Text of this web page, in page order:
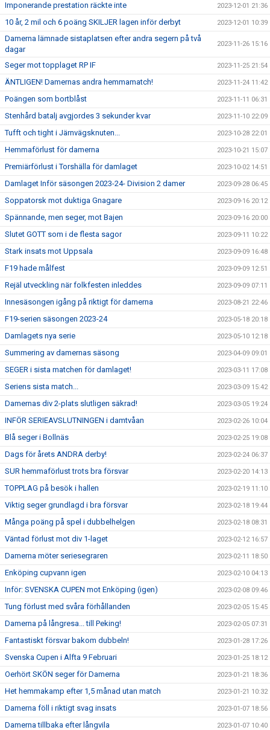
Imponerande prestation räckte inte 2023-12-01 21:36
10 år, 2 mil och 6 poäng SKILJER lagen inför derbyt 2023-12-01 10:39
Damerna lämnade sistaplatsen efter andra segern på två
dagar
2023-11-26 15:16
Seger mot topplaget RP IF 2023-11-25 21:54
ÄNTLIGEN! Damernas andra hemmamatch! 2023-11-24 11:42
Poängen som bortblåst 2023-11-11 06:31
Stenhård batalj avgjordes 3 sekunder kvar 2023-11-10 22:09
Tufft och tight i Järnvägsknuten... 2023-10-28 22:01
Hemmaförlust för damerna 2023-10-21 15:07
Premiärförlust i Torshälla för damlaget 2023-10-02 14:51
Damlaget Inför säsongen 2023-24- Division 2 damer 2023-09-28 06:45
Soppatorsk mot duktiga Gnagare 2023-09-16 20:12
Spännande, men seger, mot Bajen 2023-09-16 20:00
Slutet GOTT som i de flesta sagor 2023-09-11 10:22
Stark insats mot Uppsala 2023-09-09 16:48
F19 hade målfest 2023-09-09 12:51
Rejäl utveckling när folkfesten inleddes 2023-09-09 07:11
Innesäsongen igång på riktigt för damerna 2023-08-21 22:46
F19-serien säsongen 2023-24 2023-05-18 20:18
Damlagets nya serie 2023-05-10 12:18
Summering av damernas säsong 2023-04-09 09:01
SEGER i sista matchen för damlaget! 2023-03-11 17:08
Seriens sista match... 2023-03-09 15:42
Damernas div 2-plats slutligen säkrad! 2023-03-05 19:24
INFÖR SERIEAVSLUTNINGEN i damtvåan 2023-02-26 10:04
Blå seger i Bollnäs 2023-02-25 19:08
Dags för årets ANDRA derby! 2023-02-24 06:37
SUR hemmaförlust trots bra försvar 2023-02-20 14:13
TOPPLAG på besök i hallen 2023-02-19 11:10
Viktig seger grundlagd i bra försvar 2023-02-18 19:44
Många poäng på spel i dubbelhelgen 2023-02-18 08:31
Väntad förlust mot div 1-laget 2023-02-12 16:57
Damerna möter seriesegraren 2023-02-11 18:50
Enköping cupvann igen 2023-02-10 04:13
Inför: SVENSKA CUPEN mot Enköping (igen) 2023-02-08 09:46
Tung förlust med svåra förhållanden 2023-02-05 15:45
Damerna på långresa... till Peking! 2023-02-05 07:31
Fantastiskt försvar bakom dubbeln! 2023-01-28 17:26
Svenska Cupen i Alfta 9 Februari 2023-01-25 18:12
Oerhört SKÖN seger för Damerna 2023-01-21 18:36
Het hemmakamp efter 1,5 månad utan match 2023-01-21 10:32
Damerna föll i riktigt svag insats 2023-01-07 18:56
Damerna tillbaka efter långvila 2023-01-07 10:40